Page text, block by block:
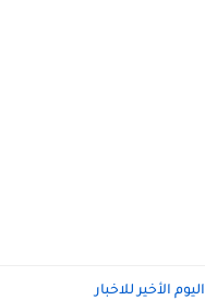
اليوم الأخير للاخبار